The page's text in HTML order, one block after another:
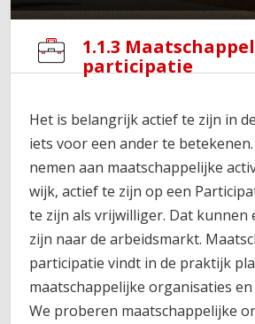
1.1.3
participatie
Het is belangrijk actief te zijn in
iets voor een ander te
nemen aan maatschappelijke
wijk, actief te zijn op een
te zijn als vrijwilliger. Dat kunnen
zijn naar de arbeidsmarkt.
participatie vindt in de praktijk
maatschappelijke organisaties
We proberen maatschappelijke